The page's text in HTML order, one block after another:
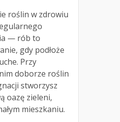
roślin w zdrowiu
— rób to
gdy podłoże
Przy
doborze roślin
stworzysz
oazę zieleni,
mieszkaniu.